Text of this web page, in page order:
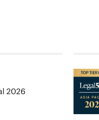
2026